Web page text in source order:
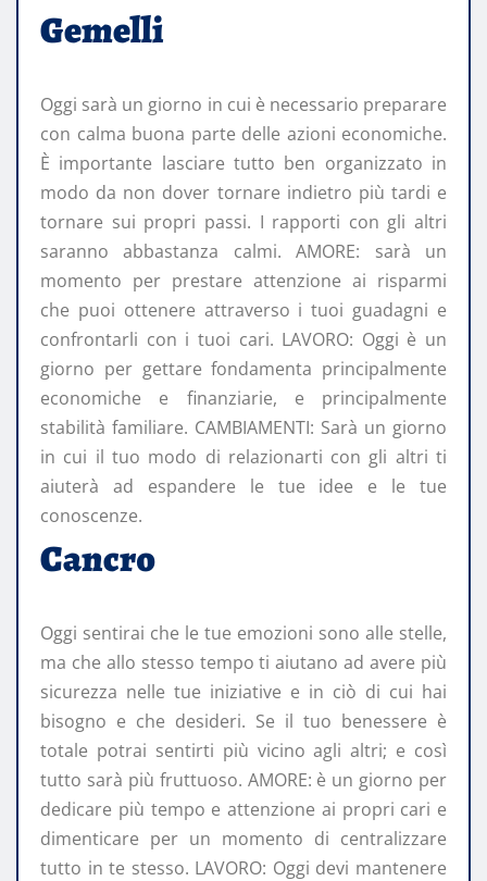
Gemelli
Oggi sarà un giorno in cui è necessario preparare
con calma buona parte delle azioni economiche.
È importante lasciare tutto ben organizzato in
modo da non dover tornare indietro più tardi e
tornare sui propri passi. I rapporti con gli altri
saranno abbastanza calmi. AMORE: sarà un
momento per prestare attenzione ai risparmi
che puoi ottenere attraverso i tuoi guadagni e
confrontarli con i tuoi cari. LAVORO: Oggi è un
giorno per gettare fondamenta principalmente
economiche e finanziarie, e principalmente
stabilità familiare. CAMBIAMENTI: Sarà un giorno
in cui il tuo modo di relazionarti con gli altri ti
aiuterà ad espandere le tue idee e le tue
conoscenze.
Cancro
Oggi sentirai che le tue emozioni sono alle stelle,
ma che allo stesso tempo ti aiutano ad avere più
sicurezza nelle tue iniziative e in ciò di cui hai
bisogno e che desideri. Se il tuo benessere è
totale potrai sentirti più vicino agli altri; e così
tutto sarà più fruttuoso. AMORE: è un giorno per
dedicare più tempo e attenzione ai propri cari e
dimenticare per un momento di centralizzare
tutto in te stesso. LAVORO: Oggi devi mantenere